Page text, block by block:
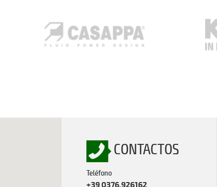
CONTACTOS
Teléfono
+39 0376.926162